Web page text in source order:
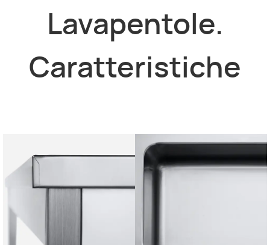
Lavapentole.
Caratteristiche